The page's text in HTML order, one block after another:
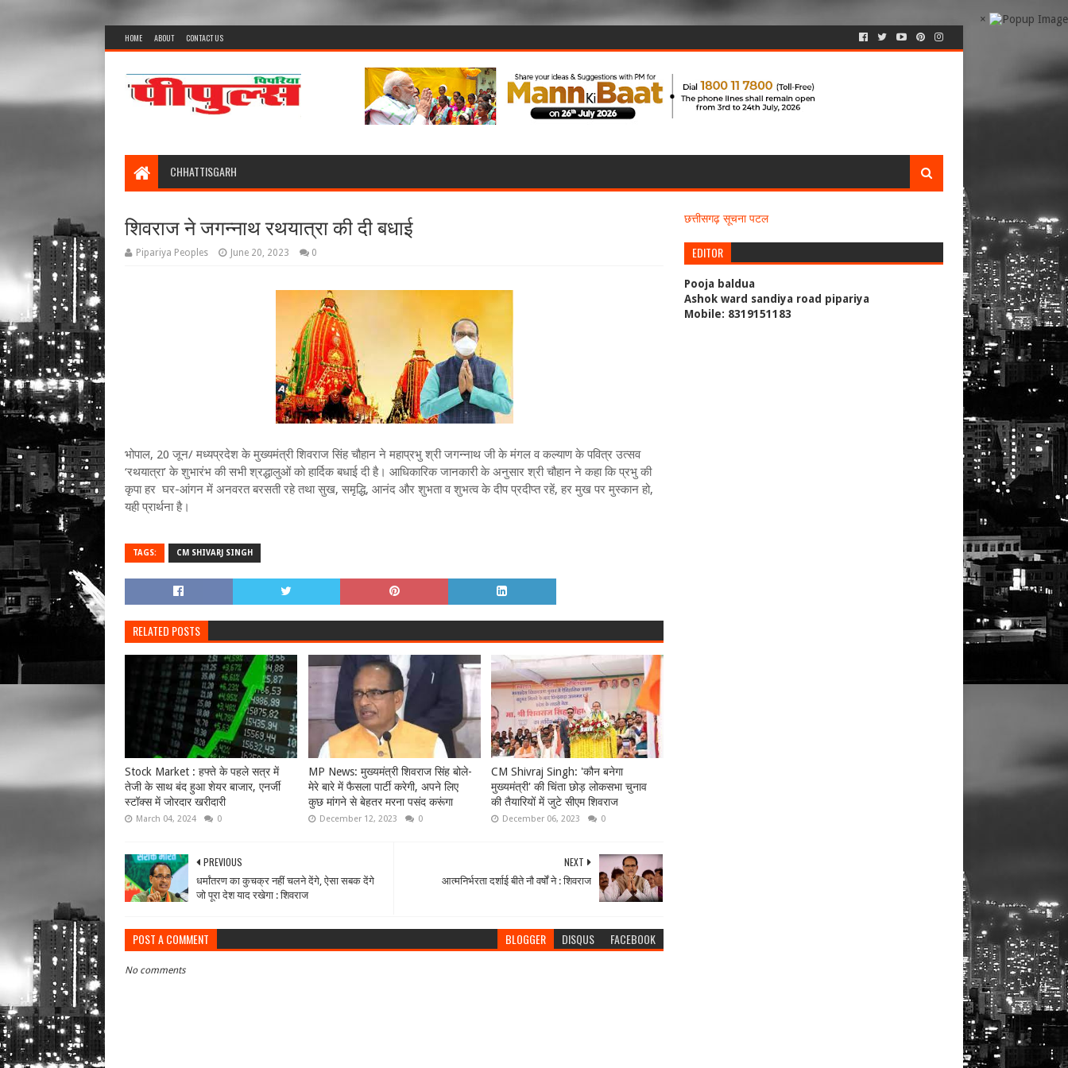
×
HOME ABOUT CONTACT US
CHHATTISGARH
शिवराज ने जगन्नाथ रथयात्रा की दी बधाई
Pipariya Peoples June 20, 2023 0
भोपाल, 20 जून/ मध्यप्रदेश के मुख्यमंत्री शिवराज सिंह चौहान ने महाप्रभु श्री जगन्नाथ जी के मंगल व कल्याण के पवित्र उत्सव
‘रथयात्रा’ के शुभारंभ की सभी श्रद्धालुओं को हार्दिक बधाई दी है। आधिकारिक जानकारी के अनुसार श्री चौहान ने कहा कि प्रभु की
कृपा हर घर-आंगन में अनवरत बरसती रहे तथा सुख, समृद्धि, आनंद और शुभता व शुभत्व के दीप प्रदीप्त रहें, हर मुख पर मुस्कान हो,
यही प्रार्थना है।
TAGS: CM SHIVARJ SINGH
RELATED POSTS
Stock Market : हफ्ते के पहले सत्र में
तेजी के साथ बंद हुआ शेयर बाजार, एनर्जी
स्टॉक्स में जोरदार खरीदारी
March 04, 2024 0
MP News: मुख्‍यमंत्री शिवराज सिंह बोले-
मेरे बारे में फैसला पार्टी करेगी, अपने लिए
कुछ मांगने से बेहतर मरना पसंद करूंगा
December 12, 2023 0
CM Shivraj Singh: 'कौन बनेगा
मुख्यमंत्री' की चिंता छोड़ लोकसभा चुनाव
की तैयारियों में जुटे सीएम शिवराज
December 06, 2023 0
NEXT
आत्मनिर्भरता दर्शाई बीते नौ वर्षों ने : शिवराज
PREVIOUS
धर्मांतरण का कुचक्र नहीं चलने देंगे, ऐसा सबक देंगे
जो पूरा देश याद रखेगा : शिवराज
POST A COMMENT BLOGGER DISQUS FACEBOOK
No comments
छत्तीसगढ़ सूचना पटल
EDITOR
Pooja baldua
Ashok ward sandiya road pipariya
Mobile: 8319151183